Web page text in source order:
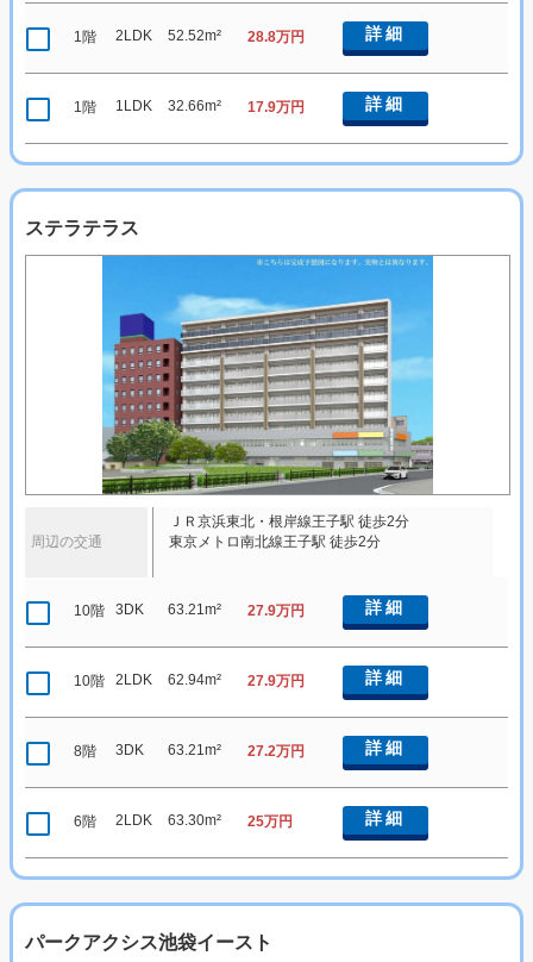
1階 2LDK 52.52m² 28.8万円 詳細
1階 1LDK 32.66m² 17.9万円 詳細
ステラテラス
周辺の交通
ＪＲ京浜東北・根岸線王子駅 徒歩2分
東京メトロ南北線王子駅 徒歩2分
10階 3DK 63.21m² 27.9万円 詳細
10階 2LDK 62.94m² 27.9万円 詳細
8階 3DK 63.21m² 27.2万円 詳細
6階 2LDK 63.30m² 25万円 詳細
パークアクシス池袋イースト